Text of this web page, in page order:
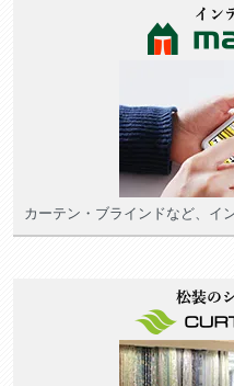
カーテン・ブラインドなど、イ